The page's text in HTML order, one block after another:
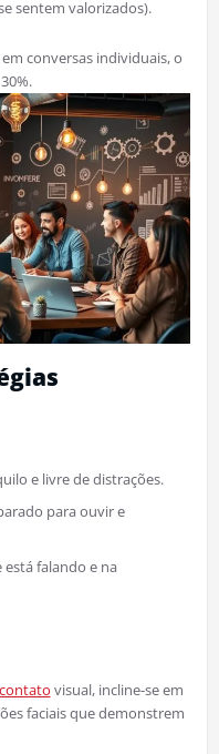
sentem valorizados).
conversas individuais, o
e livre de distrações.
para ouvir e
está falando e na
contato visual, incline-se em
faciais que demonstrem